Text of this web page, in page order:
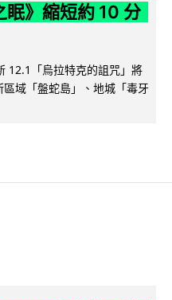
眠》縮短約 10 分
12.1「烏拉特克的詛咒」將
域「盤蛇島」、地城「毒牙